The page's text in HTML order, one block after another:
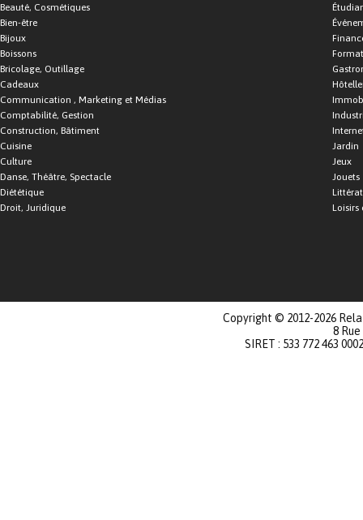
Beauté, Cosmétiques
Bien-être
Bijoux
Boissons
Bricolage, Outillage
Cadeaux
Communication , Marketing et Médias
Comptabilité, Gestion
Construction, Bâtiment
Cuisine
Culture
Danse, Théâtre, Spectacle
Diététique
Droit, Juridique
Jardin
Jeux
Jouets
Loisirs
Copyright © 2012-2026
8
SIRET : 533 772 463